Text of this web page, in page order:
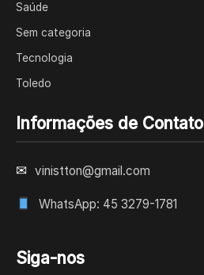
Saúde
Sem categoria
Tecnologia
Toledo
Informações de Contato
✉ vinistton@gmail.com
WhatsApp: 45 3279-1781
Siga-nos